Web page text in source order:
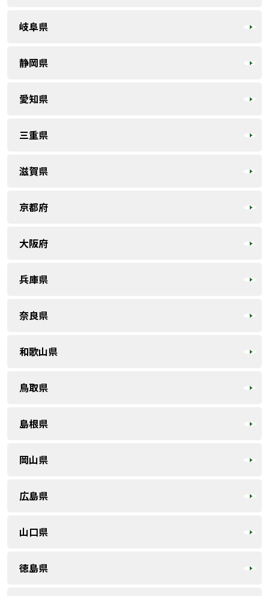
岐阜県
静岡県
愛知県
三重県
滋賀県
京都府
大阪府
兵庫県
奈良県
和歌山県
鳥取県
島根県
岡山県
広島県
山口県
徳島県